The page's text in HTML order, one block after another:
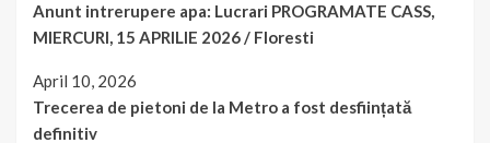
Anunt intrerupere apa: Lucrari PROGRAMATE CASS,
MIERCURI, 15 APRILIE 2026 / Floresti
April 10, 2026
Trecerea de pietoni de la Metro a fost desființată
definitiv